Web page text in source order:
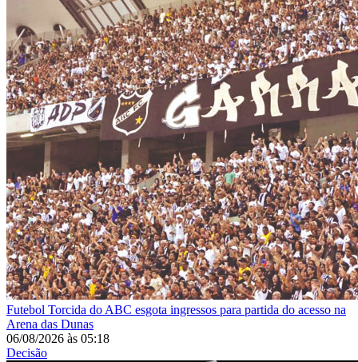
Futebol Torcida do ABC esgota ingressos para partida do acesso na
Arena das Dunas
06/08/2026 às 05:18
Decisão